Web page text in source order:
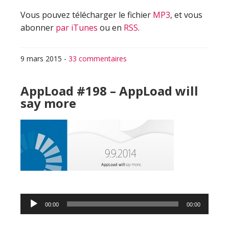
Vous pouvez télécharger le fichier MP3, et vous
abonner par iTunes ou en RSS.
9 mars 2015 - 33 commentaires
AppLoad #198 – AppLoad will
say more
Lecteur
audio
00:00 00:00